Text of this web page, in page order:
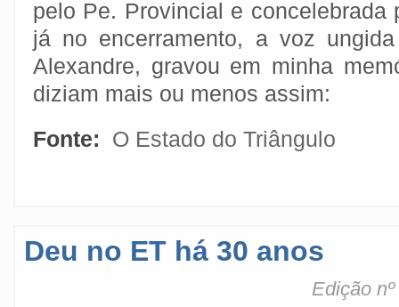
pelo Pe. Provincial e concelebrada
já no encerramento, a voz
Alexandre, gravou em minha
diziam mais ou menos assim:
Fonte:
O Estado do Triângulo
Deu no ET há 30 anos
Edição